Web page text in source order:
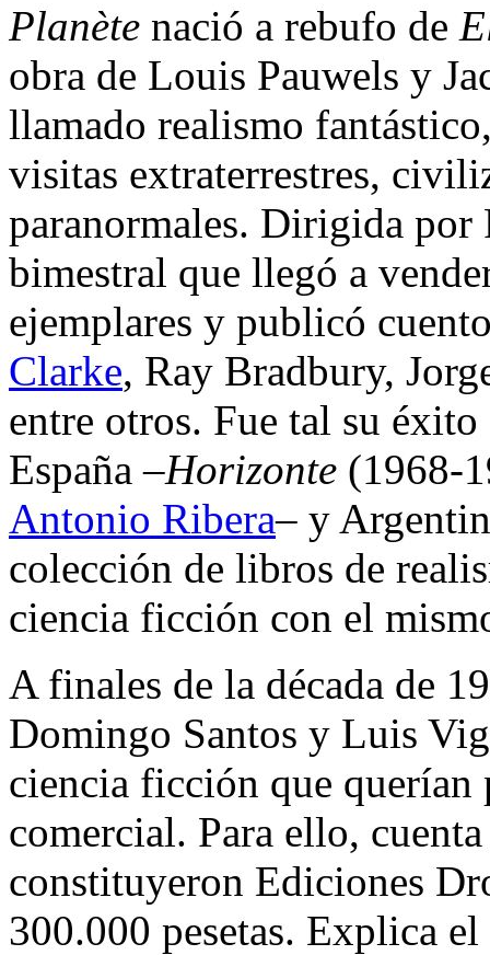
Planète nació a rebufo de
obra de Louis Pauwels y
llamado realismo
visitas extraterrestres,
paranormales. Dirigida por
bimestral que llegó a
ejemplares y publicó
Clarke, Ray Bradbury,
entre otros. Fue tal su
España –Horizonte (1968-
Antonio Ribera– y
colección de libros de
ciencia ficción con el
A finales de la década de
Domingo Santos y Luis
ciencia ficción que querían
comercial. Para ello,
constituyeron Ediciones
300.000 pesetas. Explica